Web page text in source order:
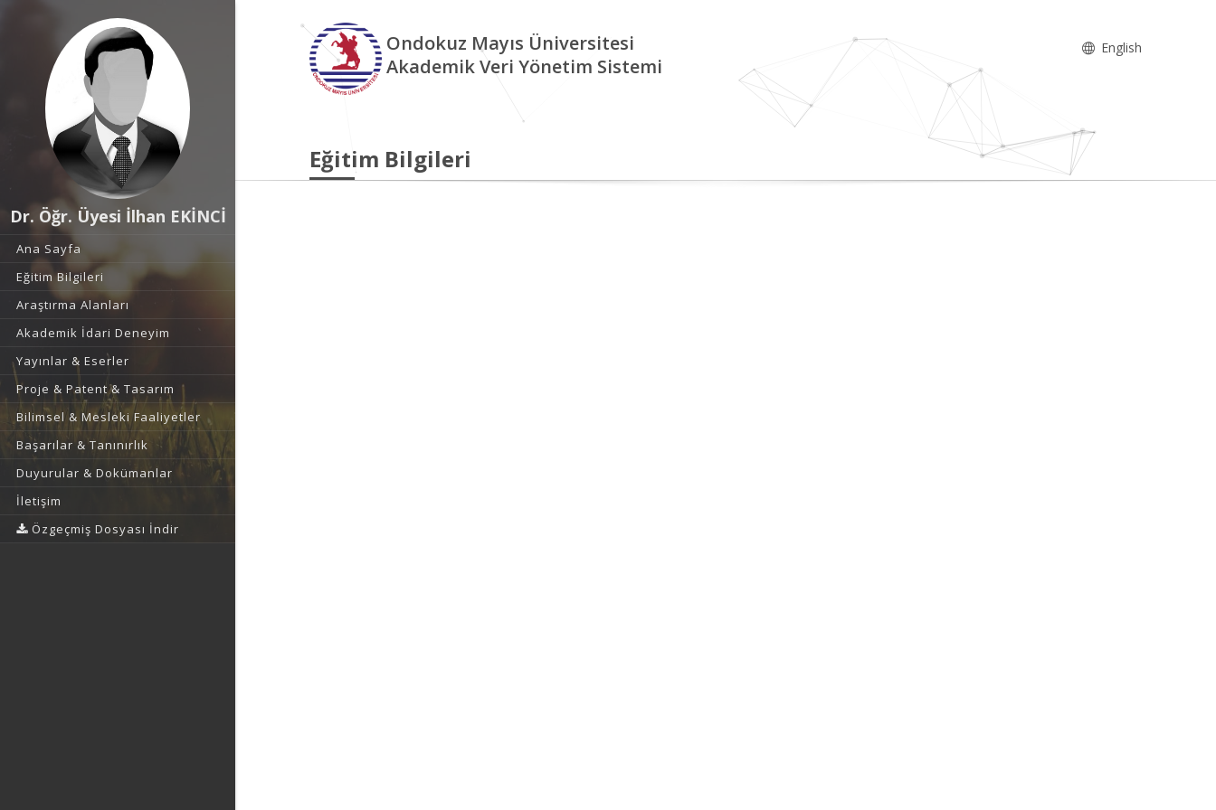
Dr. Öğr. Üyesi İlhan EKİNCİ
Ana Sayfa
Eğitim Bilgileri
Araştırma Alanları
Akademik İdari Deneyim
Yayınlar & Eserler
Proje & Patent & Tasarım
Bilimsel & Mesleki Faaliyetler
Başarılar & Tanınırlık
Duyurular & Dokümanlar
İletişim
Özgeçmiş Dosyası İndir
Ondokuz Mayıs Üniversitesi
Akademik Veri Yönetim Sistemi
English
Eğitim Bilgileri